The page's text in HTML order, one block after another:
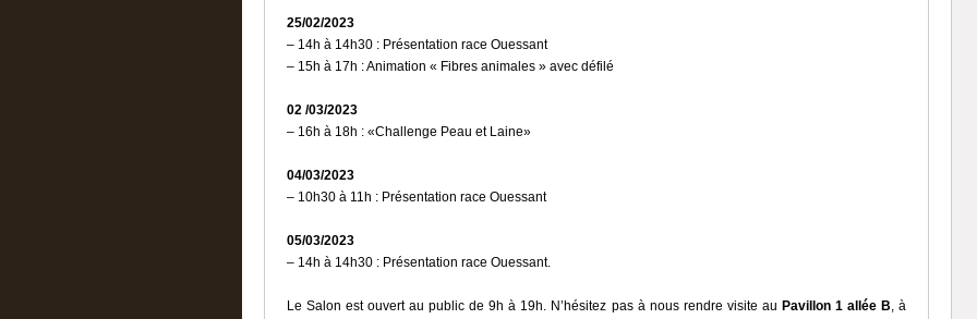
25/02/2023
– 14h à 14h30 : Présentation race Ouessant
– 15h à 17h : Animation « Fibres animales » avec défilé
02 /03/2023
– 16h à 18h : «Challenge Peau et Laine»
04/03/2023
– 10h30 à 11h : Présentation race Ouessant
05/03/2023
– 14h à 14h30 : Présentation race Ouessant.
Le Salon est ouvert au public de 9h à 19h. N’hésitez pas à nous rendre visite au Pavillon 1 allée B, à